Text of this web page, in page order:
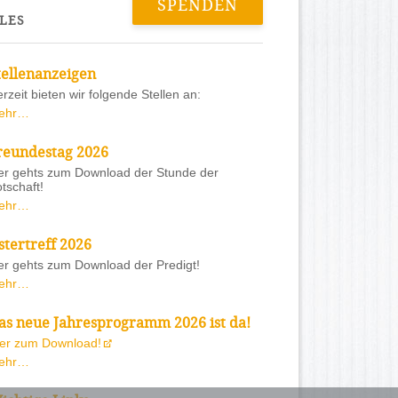
SPENDEN
bieten wir folgende Stellen an:
2026
gehts zum Download der Stunde der
2026
gehts zum Download der Predigt!
neue Jahresprogramm 2026 ist da!
zum Download!